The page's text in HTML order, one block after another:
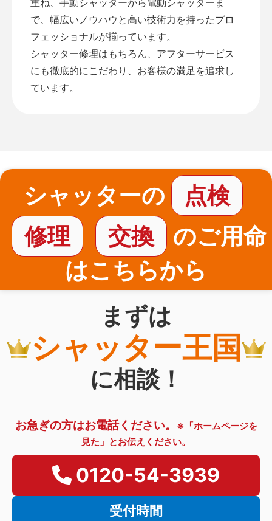
で、幅広いノウハウと高い技術力を持ったプロ
フェッショナルが揃っています。
シャッター修理はもちろん、アフターサービス
にも徹底的にこだわり、お客様の満足を追求し
ています。
シャッターの
点検
修理
交換
のご用命
はこちらから
まずは
シャッター王国
に相談！
お急ぎの方はお電話ください。
※「ホームページを
見た」とお伝えください。
0120-54-3939
受付時間